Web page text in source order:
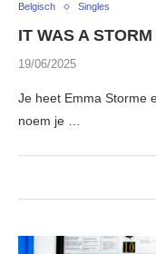
Belgisch Singles
IT WAS A
19/06/2025
Je heet Emma Storme
noem je …